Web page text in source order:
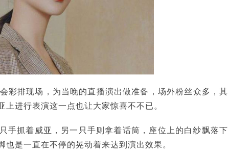
彩排现场，为当晚的直播演出做准备，场外粉丝众多，其
进行表演这一点也让大家惊喜不不已。
手抓着威亚，另一只手则拿着话筒，座位上的白纱飘落下
是一直在不停的晃动着来达到演出效果。